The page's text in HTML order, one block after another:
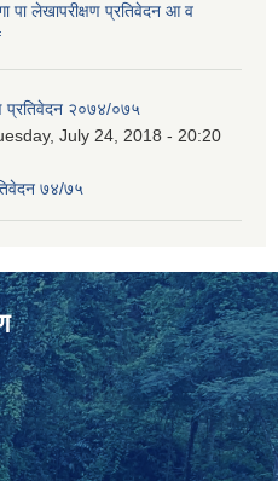
पा लेखापरीक्षण प्रतिवेदन आ व
प्रतिवेदन २०७४/०७५
July 24, 2018 - 20:20
७४/७५